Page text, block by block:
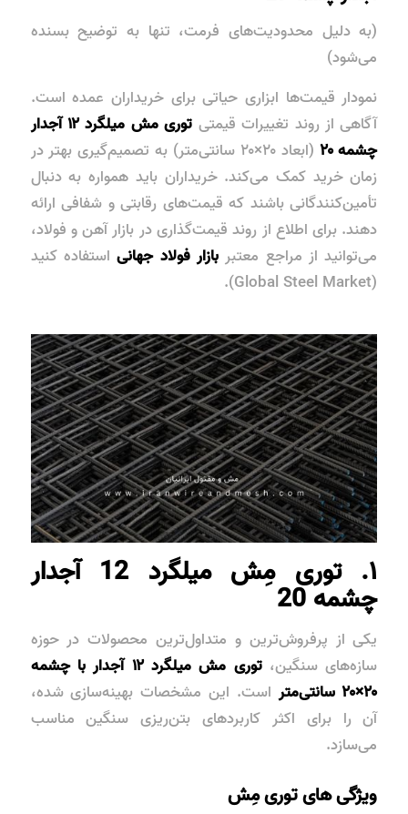
(به دلیل محدودیت‌های فرمت، تنها به توضیح بسنده
می‌شود)
نمودار قیمت‌ها ابزاری حیاتی برای خریداران عمده است.
آگاهی از روند تغییرات قیمتی
توری مش میلگرد ۱۲ آجدار
چشمه ۲۰
(ابعاد ۲۰×۲۰ سانتی‌متر) به تصمیم‌گیری بهتر در
زمان خرید کمک می‌کند. خریداران باید همواره به دنبال
تأمین‌کنندگانی باشند که قیمت‌های رقابتی و شفافی ارائه
دهند. برای اطلاع از روند قیمت‌گذاریدر بازار آهن و فولاد،
می‌توانید از مراجع معتبر بازار فولاد جهانیاستفاده کنید
(Global Steel Market).
۱. توری مِش میلگرد 12 آجدار
چشمه 20
یکی از پرفروش‌ترین و متداول‌ترین محصولات در حوزه
سازه‌های سنگین،
توری مش میلگرد ۱۲ آجدار با چشمه
۲۰×۲۰ سانتی‌متر
است. این مشخصات بهینه‌سازی شده،
آن را برای اکثر کاربردهای بتن‌ریزی سنگین مناسب
می‌سازد.
ویژگی های توری مِش